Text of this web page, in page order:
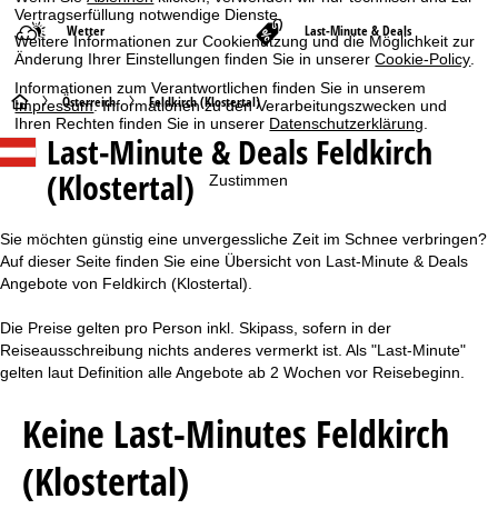
Vertragserfüllung notwendige Dienste.
Weitere Informationen zur Cookienutzung und die Möglichkeit zur
Änderung Ihrer Einstellungen finden Sie in unsererCookie-Policy.
Informationen zum Verantwortlichen finden Sie in unserem
Impressum. Informationen zu den Verarbeitungszwecken und
Ihren Rechten finden Sie in unserer Datenschutzerklärung.
Zustimmen
Wetter Last-Minute & Deals
S
t
r
t
s
e
i
Österreich Feldkirch (Klostertal)
Last-Minute & Deals Feldkirch
(Klostertal)
Sie möchten günstig eine unvergessliche Zeit im Schnee verbringen?
Auf dieser Seite finden Sie eine Übersicht von Last-Minute & Deals
Angebote von Feldkirch (Klostertal).
Die Preise gelten pro Person inkl. Skipass, sofern in der
Reiseausschreibung nichts anderes vermerkt ist. Als "Last-Minute"
gelten laut Definition alle Angebote ab 2 Wochen vor Reisebeginn.
Keine Last-Minutes Feldkirch
(Klostertal)